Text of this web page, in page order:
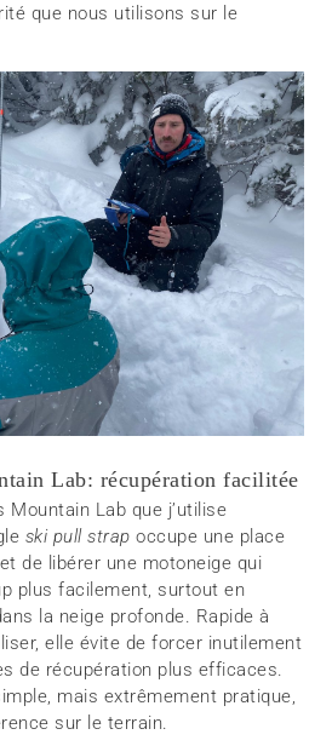
que nous utilisons sur le
Lab: récupération facilitée
Lab que j’utilise
ski pull strap occupe une place
de libérer une motoneige qui
plus facilement, surtout en
la neige profonde. Rapide à
elle évite de forcer inutilement
de récupération plus efficaces.
mais extrêmement pratique,
sur le terrain.